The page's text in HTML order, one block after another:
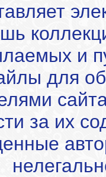
и
для
за их